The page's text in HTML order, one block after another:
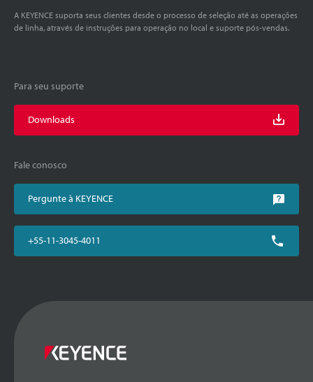
A KEYENCE suporta seus clientes desde o processo de seleção até as operações
de linha, através de instruções para operação no local e suporte pós-vendas.
Para seu suporte
Downloads
Fale conosco
Pergunte à KEYENCE
+55-11-3045-4011